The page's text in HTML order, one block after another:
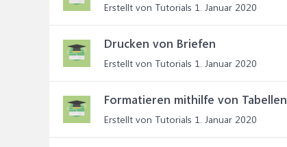
Erstellt von Tutorials 1. Januar 2020
Drucken von Briefen
Erstellt von Tutorials 1. Januar 2020
Formatieren mithilfe von Tabellen
Erstellt von Tutorials 1. Januar 2020